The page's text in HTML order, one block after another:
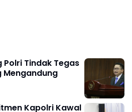
Polri Tindak Tegas
Mengandung
Kapolri Kawal